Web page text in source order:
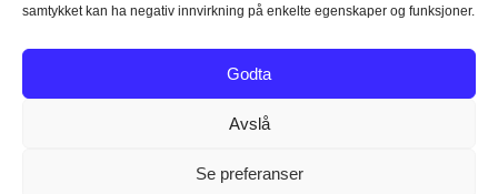
samtykket kan ha negativ innvirkning på enkelte egenskaper og funksjoner.
Godta
Avslå
Se preferanser